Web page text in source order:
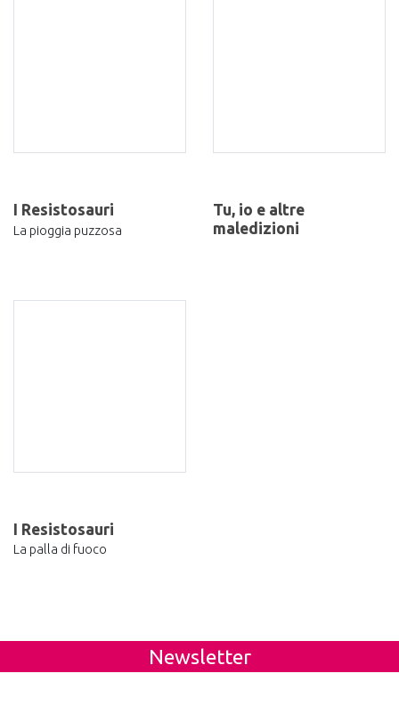
I Resistosauri
La pioggia puzzosa
Tu, io e altre
maledizioni
I Resistosauri
La palla di fuoco
Newsletter